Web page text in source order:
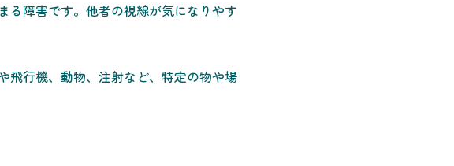
る障害です。他者の視線が気になりやす
飛行機、動物、注射など、特定の物や場